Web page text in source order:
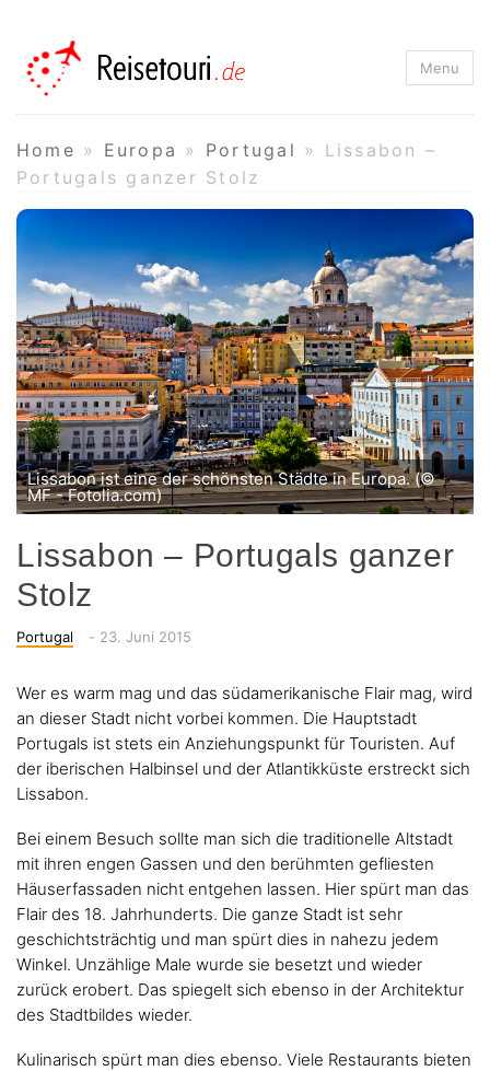
Reisetouri.de
Menu
Home » Europa » Portugal » Lissabon –
Portugals ganzer Stolz
Lissabon ist eine der schönsten Städte in Europa. (©
MF - Fotolia.com)
Lissabon – Portugals ganzer
Stolz
Categories
Portugal - Posted
23. Juni 2015
Wer es warm mag und das südamerikanische Flair mag, wird
an dieser Stadt nicht vorbei kommen. Die Hauptstadt
Portugals ist stets ein Anziehungspunkt für Touristen. Auf
der iberischen Halbinsel und der Atlantikküste erstreckt sich
Lissabon.
Bei einem Besuch sollte man sich die traditionelle Altstadt
mit ihren engen Gassen und den berühmten gefliesten
Häuserfassaden nicht entgehen lassen. Hier spürt man das
Flair des 18. Jahrhunderts. Die ganze Stadt ist sehr
geschichtsträchtig und man spürt dies in nahezu jedem
Winkel. Unzählige Male wurde sie besetzt und wieder
zurück erobert. Das spiegelt sich ebenso in der Architektur
des Stadtbildes wieder.
Kulinarisch spürt man dies ebenso. Viele Restaurants bieten